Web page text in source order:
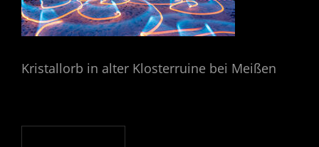
Kristallorb in alter Klosterruine bei Meißen